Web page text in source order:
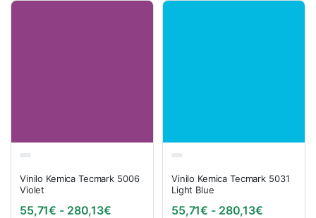
Vinilo Kemica Tecmark 5006
Violet
55,71€ - 280,13€Rango de precios: desde 55,71€
Vinilo Kemica Tecmark 5031
Light Blue
55,71€ - 280,13€Rango